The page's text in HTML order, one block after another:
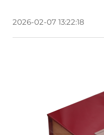
Projektowanie
Skontaktuj Się Z Nami
2026-02-07 13:22:18